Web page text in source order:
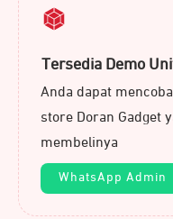
Tersedia Demo
Anda dapat
store Doran Gadget
membelinya
WhatsApp Admin